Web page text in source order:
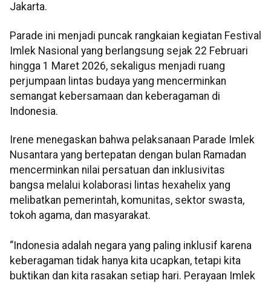
Jakarta.
Parade ini menjadi puncak rangkaian kegiatan Festival
Imlek Nasional yang berlangsung sejak 22 Februari
hingga 1 Maret 2026, sekaligus menjadi ruang
perjumpaan lintas budaya yang mencerminkan
semangat kebersamaan dan keberagaman di
Indonesia.
Irene menegaskan bahwa pelaksanaan Parade Imlek
Nusantara yang bertepatan dengan bulan Ramadan
mencerminkan nilai persatuan dan inklusivitas
bangsa melalui kolaborasi lintas hexahelix yang
melibatkan pemerintah, komunitas, sektor swasta,
tokoh agama, dan masyarakat.
“Indonesia adalah negara yang paling inklusif karena
keberagaman tidak hanya kita ucapkan, tetapi kita
buktikan dan kita rasakan setiap hari. Perayaan Imlek